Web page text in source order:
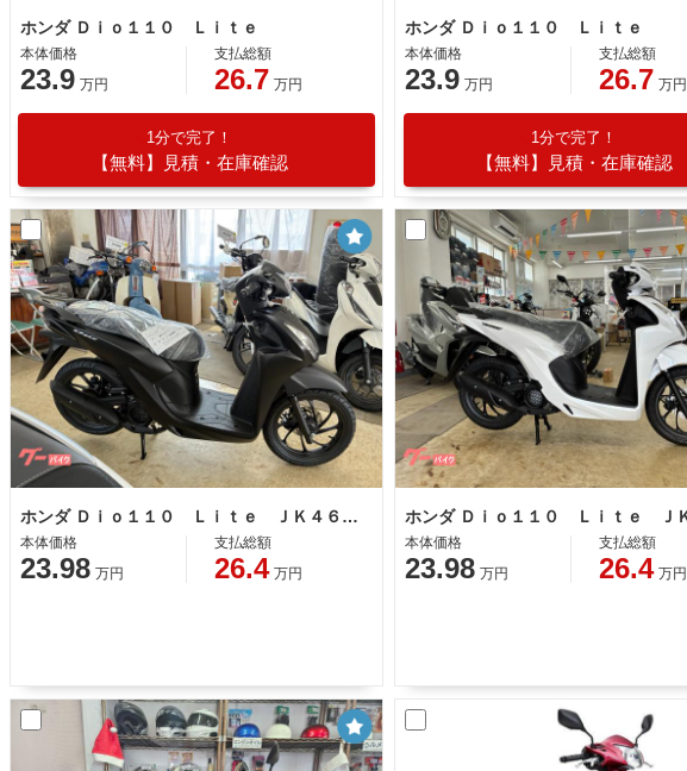
ホンダ Ｄｉｏ１１０ Ｌｉｔｅ
本体価格
23.9 万円
支払総額
26.7 万円
1分で完了！
【無料】見積・在庫確認
ホンダ Ｄｉｏ１１０ Ｌｉｔｅ
本体価格
23.9 万円
支払総額
26.7 万円
1分で完了！
【無料】見積・在庫確認
ホンダ Ｄｉｏ１１０ Ｌｉｔｅ ＪＫ４６型新基準原付・原付免許運転可
本体価格
23.98 万円
支払総額
26.4 万円
本体価格
23.98 万円
支払総額
26.4 万円